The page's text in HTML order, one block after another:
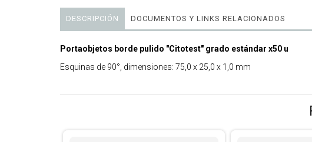
DESCRIPCIÓN DOCUMENTOS Y LINKS RELACIONADOS
Portaobjetos borde pulido "Citotest" grado estándar x50 u
Esquinas de 90°, dimensiones: 75,0 x 25,0 x 1,0 mm